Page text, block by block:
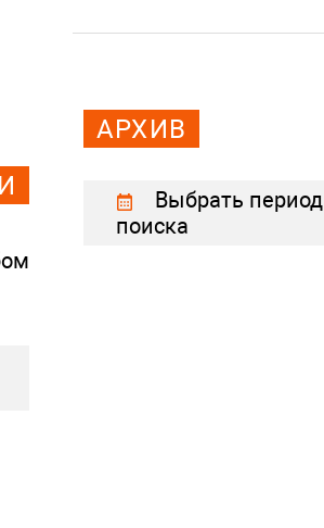
АРХИВ
Выбрать период
поиска